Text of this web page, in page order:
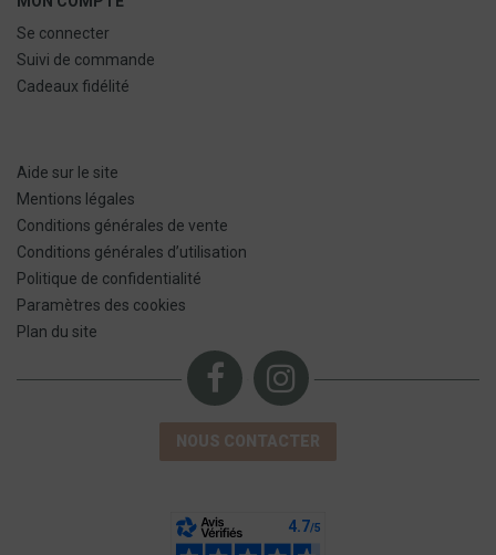
Se connecter
Suivi de commande
Cadeaux fidélité
Aide sur le site
Mentions légales
Conditions générales de vente
Conditions générales d’utilisation
Politique de confidentialité
Paramètres des cookies
Plan du site
NOUS CONTACTER